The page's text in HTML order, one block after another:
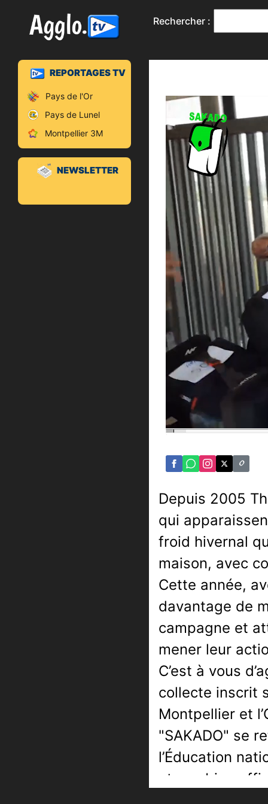
Rechercher :
REPORTAGES TV
Pays de l'Or
Pays de Lunel
Montpellier 3M
NEWSLETTER
Depuis 2005
qui
froid hivernal
maison, avec
Cette année,
davantage de
campagne et
mener leur
C’est à vous
collecte inscrit
Montpellier et
"SAKADO" se
l’Éducation
et combien